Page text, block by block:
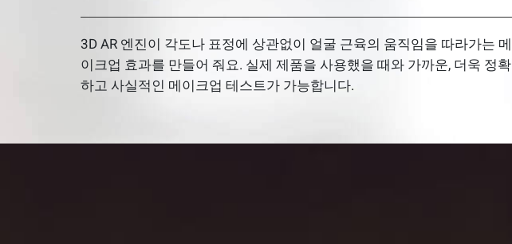
3D AR 엔진이 각도나 표정에 상관없이 얼굴 근육의 움직임을 따라가는 메
이크업 효과를 만들어 줘요. 실제 제품을 사용했을 때와 가까운, 더욱 정확
하고 사실적인 메이크업 테스트가 가능합니다.